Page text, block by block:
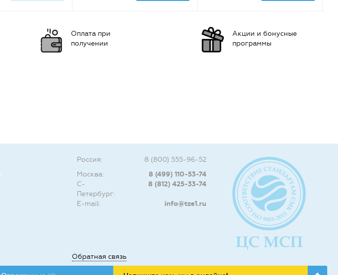
Оплата при
получении
Акции и бонусные
программы
Россия:
8 (800) 555-96-52
Москва:
8 (499) 110-53-74
С-
Петербург:
8 (812) 425-33-74
E-mail: info@tze1.ru
Обратная связь